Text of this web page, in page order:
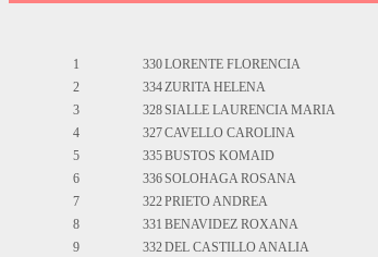
1 330LORENTE FLORENCIA
2
334ZURITA HELENA
3
328SIALLE LAURENCIA MARIA
4
327CAVELLO CAROLINA
5
335BUSTOS KOMAID
6
336SOLOHAGA ROSANA
7
322PRIETO ANDREA
8
331 BENAVIDEZ ROXANA
9
332DEL CASTILLO ANALIA